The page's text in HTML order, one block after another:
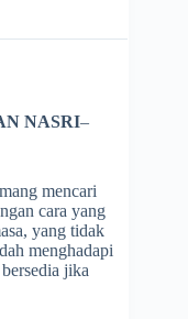
NASRI–
mencari
cara yang
yang tidak
menghadapi
jika